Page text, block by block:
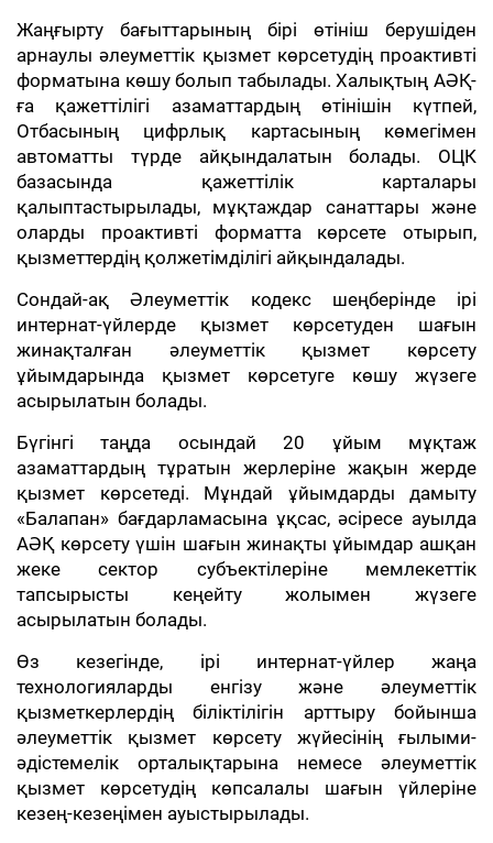
Жаңғырту бағыттарының бірі өтініш берушіден
арнаулы әлеуметтік қызмет көрсетудің проактивті
форматына көшу болып табылады. Халықтың АӘҚ-
ға қажеттілігі азаматтардың өтінішін күтпей,
Отбасының цифрлық картасының көмегімен
автоматты түрде айқындалатын болады. ОЦК
базасында қажеттілік карталары
қалыптастырылады, мұқтаждар санаттары және
оларды проактивті форматта көрсете отырып,
қызметтердің қолжетімділігі айқындалады.
Сондай-ақ Әлеуметтік кодекс шеңберінде ірі
интернат-үйлерде қызмет көрсетуден шағын
жинақталған әлеуметтік қызмет көрсету
ұйымдарында қызмет көрсетуге көшу жүзеге
асырылатын болады.
Бүгінгі таңда осындай 20 ұйым мұқтаж
азаматтардың тұратын жерлеріне жақын жерде
қызмет көрсетеді. Мұндай ұйымдарды дамыту
«Балапан» бағдарламасына ұқсас, әсіресе ауылда
АӘҚ көрсету үшін шағын жинақты ұйымдар ашқан
жеке сектор субъектілеріне мемлекеттік
тапсырысты кеңейту жолымен жүзеге
асырылатын болады.
Өз кезегінде, ірі интернат-үйлер жаңа
технологияларды енгізу және әлеуметтік
қызметкерлердің біліктілігін арттыру бойынша
әлеуметтік қызмет көрсету жүйесінің ғылыми-
әдістемелік орталықтарына немесе әлеуметтік
қызмет көрсетудің көпсалалы шағын үйлеріне
кезең-кезеңімен ауыстырылады.